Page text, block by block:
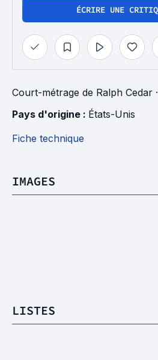
ÉCRIRE UNE
Court-métrage de Ralph Cedar
Pays d'origine : États-Unis
Fiche technique
IMAGES
LISTES